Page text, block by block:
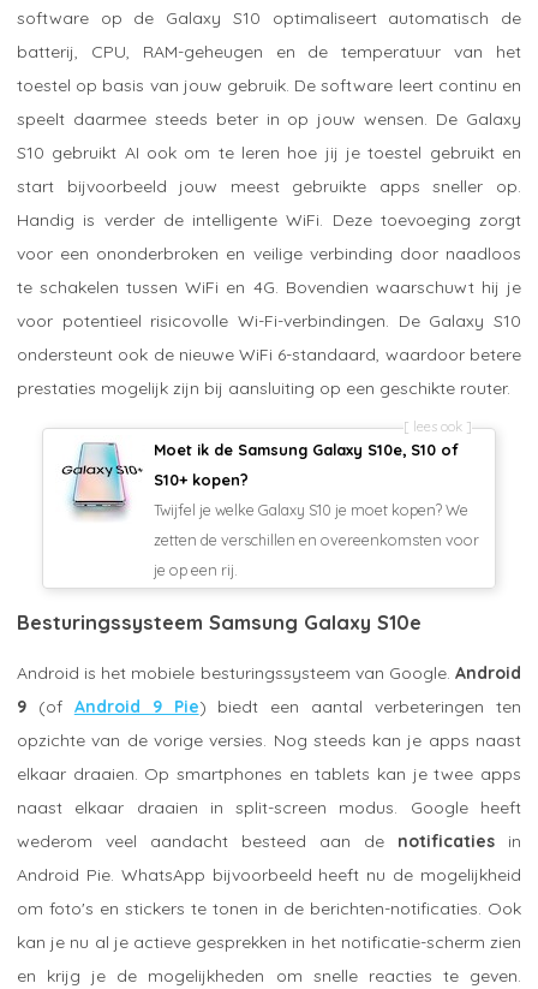
software op de Galaxy S10 optimaliseert automatisch de
batterij, CPU, RAM-geheugen en de temperatuur van het
toestel op basis van jouw gebruik. De software leert continu en
speelt daarmee steeds beter in op jouw wensen. De Galaxy
S10 gebruikt AI ook om te leren hoe jij je toestel gebruikt en
start bijvoorbeeld jouw meest gebruikte apps sneller op.
Handig is verder de intelligente WiFi. Deze toevoeging zorgt
voor een ononderbroken en veilige verbinding door naadloos
te schakelen tussen WiFi en 4G. Bovendien waarschuwt hij je
voor potentieel risicovolle Wi-Fi-verbindingen. De Galaxy S10
ondersteunt ook de nieuwe WiFi 6-standaard, waardoor betere
prestaties mogelijk zijn bij aansluiting op een geschikte router.
lees ook
Moet ik de Samsung Galaxy S10e, S10 of
S10+ kopen?
Twijfel je welke Galaxy S10 je moet kopen? We
zetten de verschillen en overeenkomsten voor
je op een rij.
Besturingssysteem Samsung Galaxy S10e
Android is het mobiele besturingssysteem van Google. Android
9 (of Android 9 Pie) biedt een aantal verbeteringen ten
opzichte van de vorige versies. Nog steeds kan je apps naast
elkaar draaien. Op smartphones en tablets kan je twee apps
naast elkaar draaien in split-screen modus. Google heeft
wederom veel aandacht besteed aan de notificaties in
Android Pie. WhatsApp bijvoorbeeld heeft nu de mogelijkheid
om foto's en stickers te tonen in de berichten-notificaties. Ook
kan je nu al je actieve gesprekken in het notificatie-scherm zien
en krijg je de mogelijkheden om snelle reacties te geven.